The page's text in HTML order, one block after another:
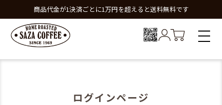
商品代金が1決済ごとに1万円を超えると送料無料です
ログインページ